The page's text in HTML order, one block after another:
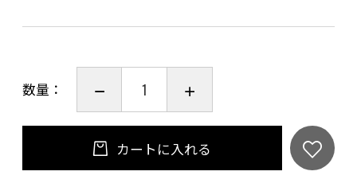
をご家庭で楽しむことができます。
■原材料名
酒粕あんぱん:小麦粉（カナダ産・国産他）、小
豆、酒粕、バター、砂糖、全脂乳、塩、パン酵
母 (一部に小麦、乳を含む)
数量：
カートに入れる